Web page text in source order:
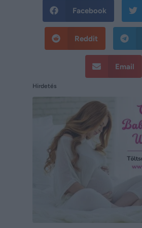
Facebook
Reddit
Email
Hirdetés